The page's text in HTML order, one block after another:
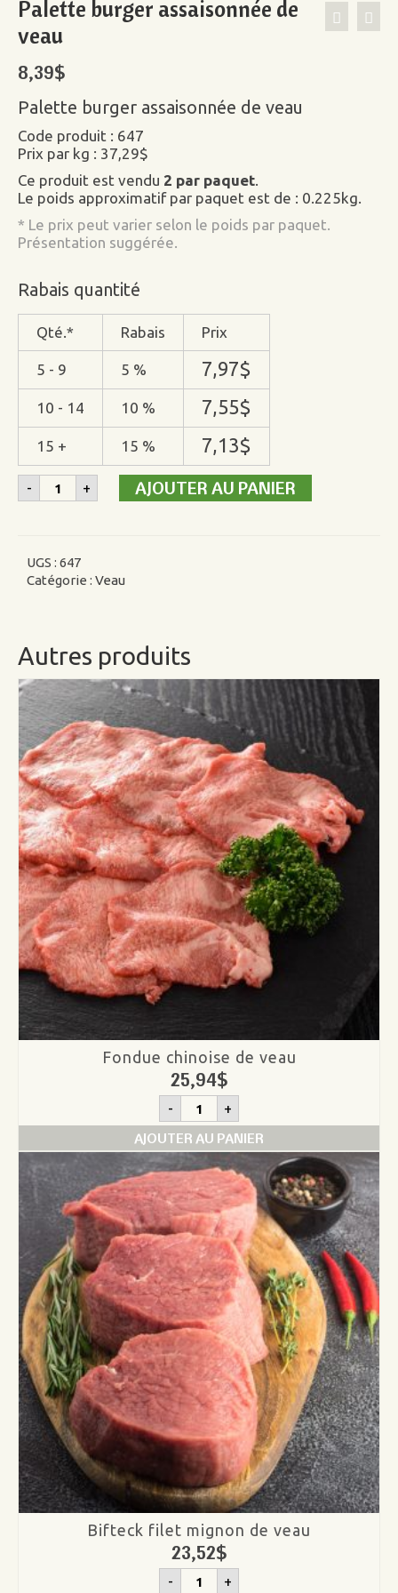
Palette burger assaisonnée de
veau
8,39$
Palette burger assaisonnée de veau
Code produit : 647
Prix par kg : 37,29$
Ce produit est vendu 2 par paquet.
Le poids approximatif par paquet est de : 0.225kg.
* Le prix peut varier selon le poids par paquet.
Présentation suggérée.
Rabais quantité
Qté.* Rabais Prix
5 - 9 5 % 7,97$
10 - 14 10 % 7,55$
15 + 15 % 7,13$
- quantité
de
de
veau
+ AJOUTER AU PANIER
UGS : 647
Catégorie : Veau
Autres produits
Fondue chinoise de veau
25,94$
- quantité
de
Fondue
chinoise
de
veau
+
AJOUTER AU PANIER
Bifteck filet mignon de veau
23,52$
- quantité
+